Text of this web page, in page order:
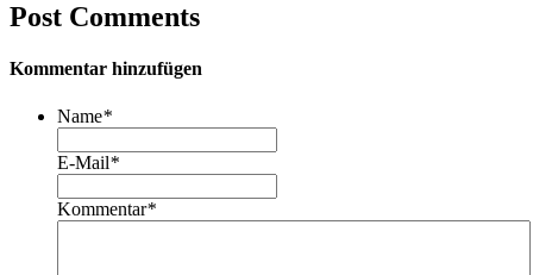
Post Comments
Kommentar hinzufügen
Name*
E-Mail*
Kommentar*